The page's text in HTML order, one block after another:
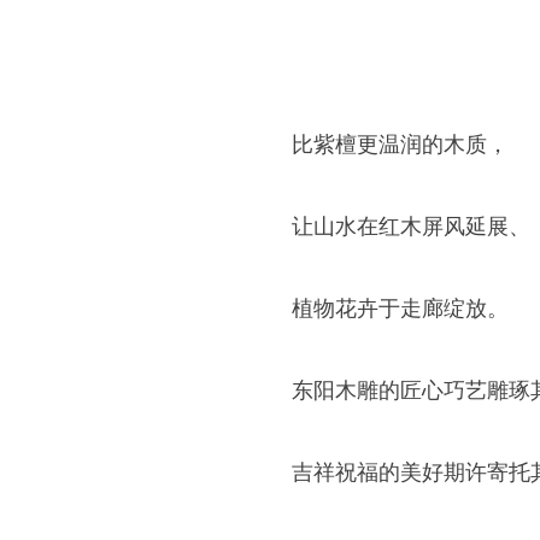
比紫檀更温润的木质，
让山水在红木屏风延展、
植物花卉于走廊绽放。
东阳木雕的匠心巧艺雕琢
吉祥祝福的美好期许寄托